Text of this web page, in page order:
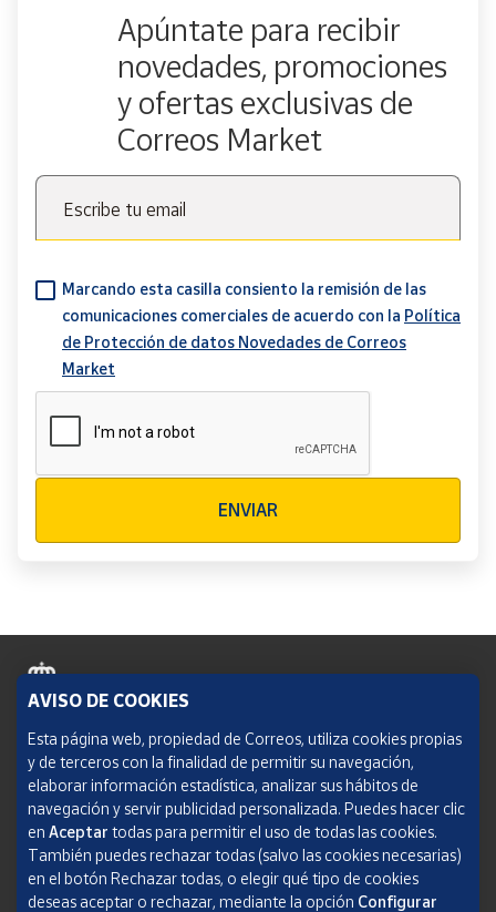
Apúntate para recibir
novedades, promociones
y ofertas exclusivas de
Correos Market
Escribe tu email
Marcando esta casilla consiento la remisión de las
comunicaciones comerciales de acuerdo con la Política
de Protección de datos Novedades de Correos
Market
ENVIAR
Política de cookies
Aviso legal
Condiciones del servicio
Política de Privacidad Web
AVISO DE COOKIES
Esta página web, propiedad de Correos, utiliza cookies propias
y de terceros con la finalidad de permitir su navegación,
elaborar información estadística, analizar sus hábitos de
navegación y servir publicidad personalizada. Puedes hacer clic
en Aceptar todas para permitir el uso de todas las cookies.
También puedes rechazar todas (salvo las cookies necesarias)
en el botón Rechazar todas, o elegir qué tipo de cookies
deseas aceptar o rechazar, mediante la opción Configurar